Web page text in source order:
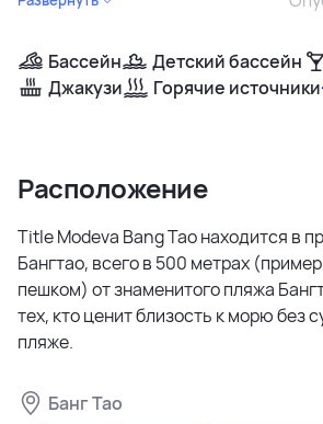
Бассейн Детский бассейн
Джакузи
Горячие источники
Расположение
Title Modeva Bang Tao находится в
Бангтао, всего в 500 метрах
пешком) от знаменитого пляжа
тех, кто ценит близость к морю без
пляже.
Банг Тао